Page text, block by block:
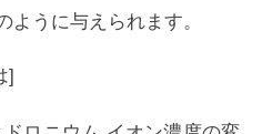
ように与えられます。
]